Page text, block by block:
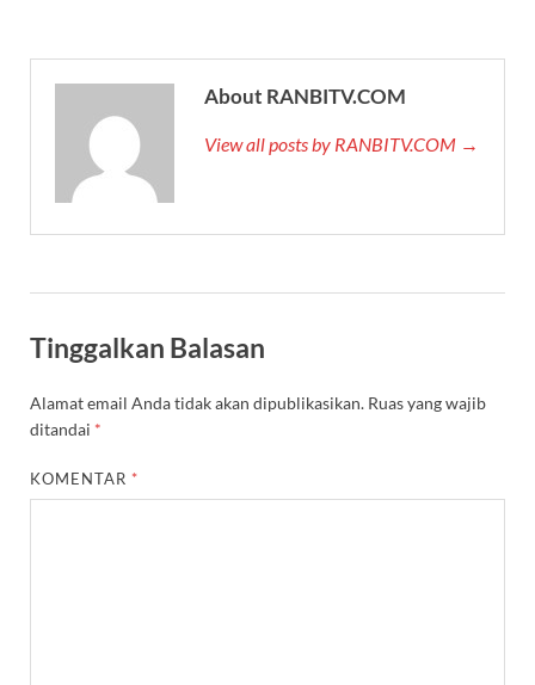
About RANBITV.COM
View all posts by RANBITV.COM →
Tinggalkan Balasan
Alamat email Anda tidak akan dipublikasikan. Ruas yang wajib
ditandai *
KOMENTAR *